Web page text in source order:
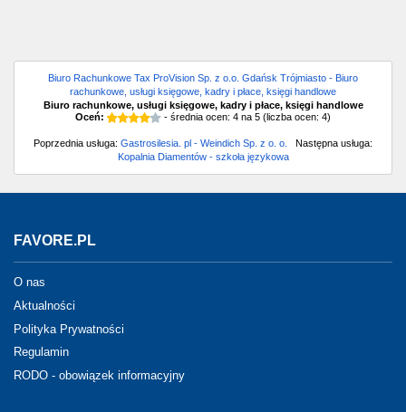
Biuro Rachunkowe Tax ProVision Sp. z o.o. Gdańsk Trójmiasto - Biuro
rachunkowe, usługi księgowe, kadry i płace, księgi handlowe
Biuro rachunkowe, usługi księgowe, kadry i płace, księgi handlowe
Oceń:
- średnia ocen: 4 na 5 (liczba ocen: 4)
Poprzednia usługa: Gastrosilesia. pl - Weindich Sp. z o. o.
Następna usługa:
Kopalnia Diamentów - szkoła językowa
FAVORE.PL
O nas
Aktualności
Polityka Prywatności
Regulamin
RODO - obowiązek informacyjny